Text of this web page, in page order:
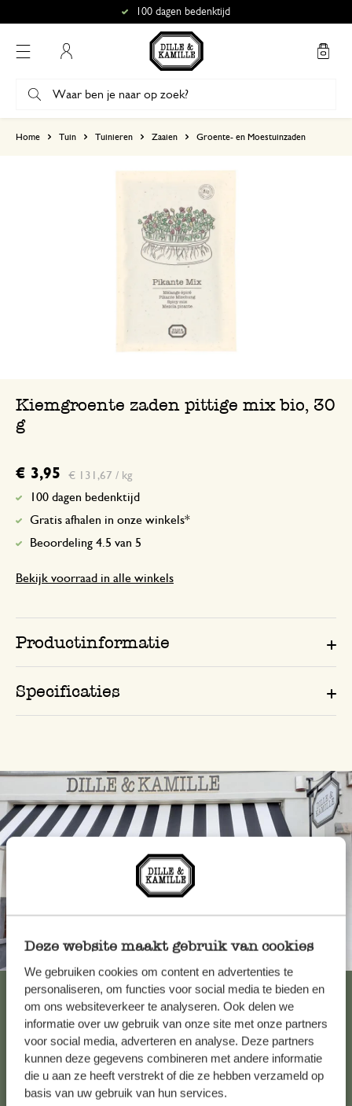
Deze website maakt gebruik van cookies
We gebruiken cookies om content en advertenties te
personaliseren, om functies voor social media te bieden en
om ons websiteverkeer te analyseren. Ook delen we
informatie over uw gebruik van onze site met onze partners
voor social media, adverteren en analyse. Deze partners
kunnen deze gegevens combineren met andere informatie
die u aan ze heeft verstrekt of die ze hebben verzameld op
basis van uw gebruik van hun services.
100 dagen bedenktijd
Home Tuin Tuinieren Zaaien Groente- en Moestuinzaden
Kiemgroente zaden pittige mix bio, 30
g
€ 3,95 € 131,67 / kg
100 dagen bedenktijd
Gratis afhalen in onze winkels*
Beoordeling 4.5 van 5
Bekijk voorraad in alle winkels
Productinformatie
Specificaties
Altijd in de buurt
Bekijk alle 62 winkels
Klantenservice
Voor vragen, tips of hulp kun je contact opnemen met onze